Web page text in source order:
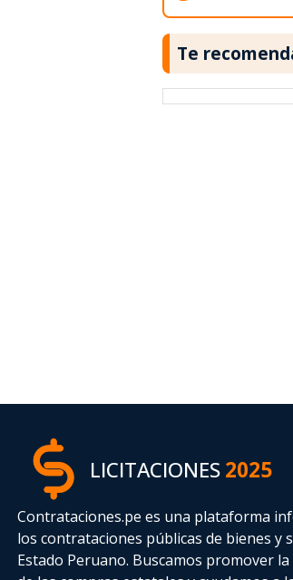
Te
LICITACIONES2025
Contrataciones.pe es una plataforma
los contrataciones públicas de bienes y
Estado Peruano. Buscamos promover